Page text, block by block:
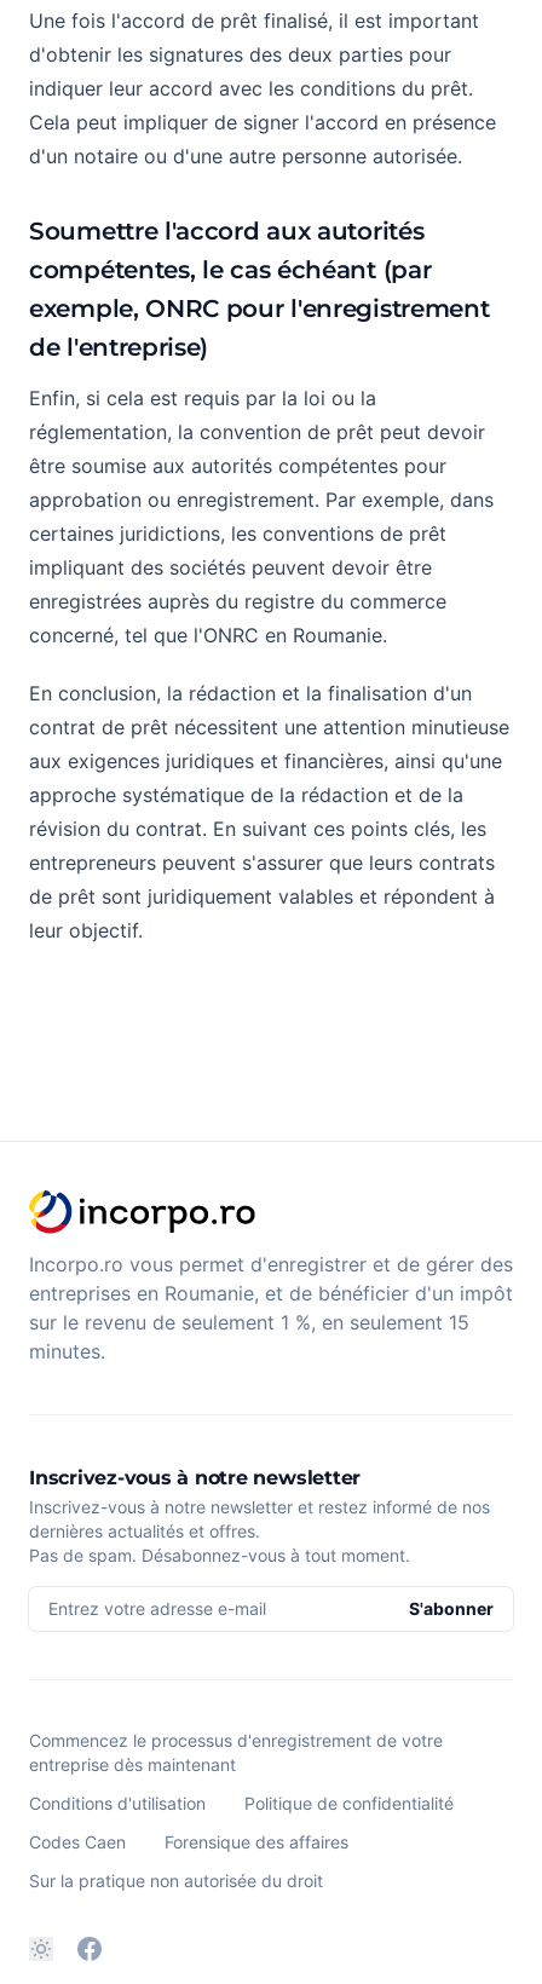
Une fois l'accord de prêt finalisé, il est important
d'obtenir les signatures des deux parties pour
indiquer leur accord avec les conditions du prêt.
Cela peut impliquer de signer l'accord en présence
d'un notaire ou d'une autre personne autorisée.
Soumettre l'accord aux autorités
compétentes, le cas échéant (par
exemple, ONRC pour l'enregistrement
de l'entreprise)
Enfin, si cela est requis par la loi ou la
réglementation, la convention de prêt peut devoir
être soumise aux autorités compétentes pour
approbation ou enregistrement. Par exemple, dans
certaines juridictions, les conventions de prêt
impliquant des sociétés peuvent devoir être
enregistrées auprès du registre du commerce
concerné, tel que l'ONRC en Roumanie.
En conclusion, la rédaction et la finalisation d'un
contrat de prêt nécessitent une attention minutieuse
aux exigences juridiques et financières, ainsi qu'une
approche systématique de la rédaction et de la
révision du contrat. En suivant ces points clés, les
entrepreneurs peuvent s'assurer que leurs contrats
de prêt sont juridiquement valables et répondent à
leur objectif.
Incorpo.ro vous permet d'enregistrer et de gérer des
entreprises en Roumanie, et de bénéficier d'un impôt
sur le revenu de seulement 1 %, en seulement 15
minutes.
Inscrivez-vous à notre newsletter
Inscrivez-vous à notre newsletter et restez informé de nos
dernières actualités et offres.
Pas de spam. Désabonnez-vous à tout moment.
Entrez votre adresse e-mail S'abonner
Commencez le processus d'enregistrement de votre
entreprise dès maintenant
Conditions d'utilisation
Politique de confidentialité
Codes Caen
Forensique des affaires
Sur la pratique non autorisée du droit